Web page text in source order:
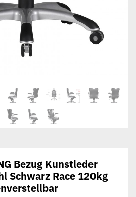
Bezug Kunstleder
Schwarz Race 120kg